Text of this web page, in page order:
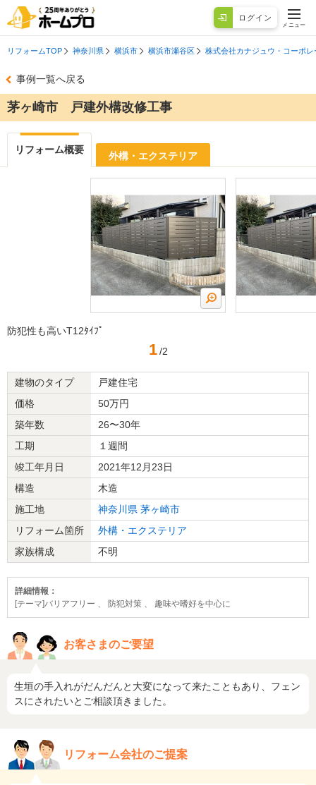
ログイン
メニュー
リフォームTOP 神奈川県 横浜市 横浜市瀬谷区 株式会社カナジュウ・コーポレ
事例一覧へ戻る
茅ヶ崎市 戸建外構改修工事
リフォーム概要
外構・エクステリア
防犯性も高いT12ﾀｲﾌﾟ
1 /2
建物のタイプ
戸建住宅
価格
50万円
築年数
26〜30年
工期
１週間
竣工年月日
2021年12月23日
構造
木造
施工地
神奈川県 茅ヶ崎市
リフォーム箇所
外構・エクステリア
家族構成
不明
詳細情報：
[テーマ]バリアフリー 、 防犯対策 、 趣味や嗜好を中心に
お客さまのご要望
生垣の手入れがだんだんと大変になって来たこともあり、フェン
スにされたいとご相談頂きました。
リフォーム会社のご提案